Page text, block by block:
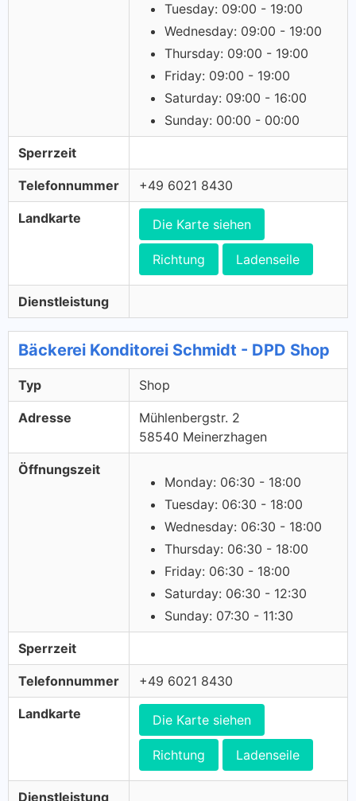
Tuesday: 09:00 - 19:00
Wednesday: 09:00 - 19:00
Thursday: 09:00 - 19:00
Friday: 09:00 - 19:00
Saturday: 09:00 - 16:00
Sunday: 00:00 - 00:00
Sperrzeit
Telefonnummer +49 6021 8430
Landkarte Die Karte siehen
Richtung Ladenseile
Dienstleistung
Bäckerei Konditorei Schmidt - DPD Shop
Typ Shop
Adresse
Mühlenbergstr. 2
58540 Meinerzhagen
Öffnungszeit
Monday: 06:30 - 18:00
Tuesday: 06:30 - 18:00
Wednesday: 06:30 - 18:00
Thursday: 06:30 - 18:00
Friday: 06:30 - 18:00
Saturday: 06:30 - 12:30
Sunday: 07:30 - 11:30
Sperrzeit
Telefonnummer +49 6021 8430
Landkarte Die Karte siehen
Richtung Ladenseile
Dienstleistung